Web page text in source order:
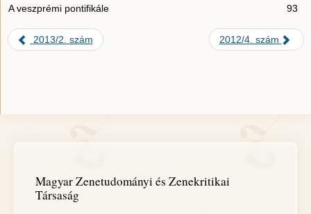
A veszprémi pontifikále
93
2013/2. szám 2012/4. szám
Magyar Zenetudományi és Zenekritikai
Társaság